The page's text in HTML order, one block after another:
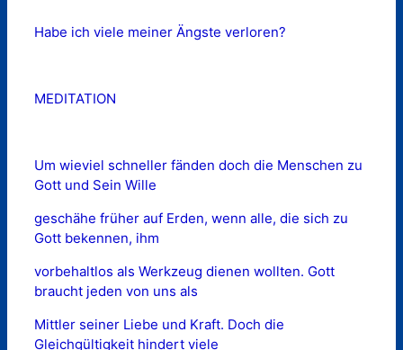
Habe ich viele meiner Ängste verloren?
MEDITATION
Um wieviel schneller fänden doch die Menschen zu
Gott und Sein Wille
geschähe früher auf Erden, wenn alle, die sich zu
Gott bekennen, ihm
vorbehaltlos als Werkzeug dienen wollten. Gott
braucht jeden von uns als
Mittler seiner Liebe und Kraft. Doch die
Gleichgültigkeit hindert viele